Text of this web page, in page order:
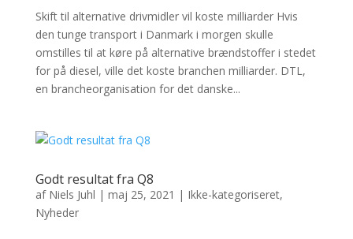
Skift til alternative drivmidler vil koste milliarder Hvis
den tunge transport i Danmark i morgen skulle
omstilles til at køre på alternative brændstoffer i stedet
for på diesel, ville det koste branchen milliarder. DTL,
en brancheorganisation for det danske...
Godt resultat fra Q8
af Niels Juhl | maj 25, 2021 | Ikke-kategoriseret,
Nyheder